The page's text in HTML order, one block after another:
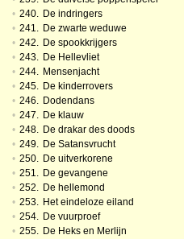
• 240. De indringers
• 241. De zwarte weduwe
• 242. De spookkrijgers
• 243. De Hellevliet
• 244. Mensenjacht
• 245. De kinderrovers
• 246. Dodendans
• 247. De klauw
• 248. De drakar des doods
• 249. De Satansvrucht
• 250. De uitverkorene
• 251. De gevangene
• 252. De hellemond
• 253. Het eindeloze eiland
• 254. De vuurproef
• 255. De Heks en Merlijn